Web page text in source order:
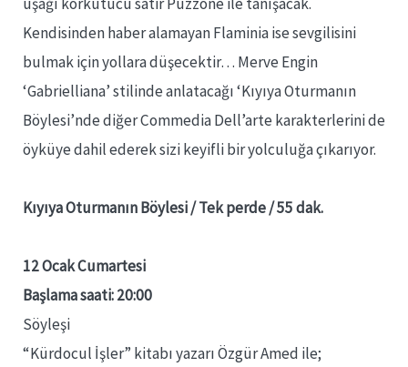
Kendisinden haber alamayan Flaminia ise sevgilisini
bulmak için yollara düşecektir… Merve Engin
‘Gabrielliana’ stilinde anlatacağı ‘Kıyıya Oturmanın
Böylesi’nde diğer Commedia Dell’arte karakterlerini de
öyküye dahil ederek sizi keyifli bir yolculuğa çıkarıyor.
Kıyıya Oturmanın Böylesi / Tek perde / 55 dak.
12 Ocak Cumartesi
Başlama saati: 20:00
Söyleşi
“Kürdocul İşler” kitabı yazarı Özgür Amed ile;